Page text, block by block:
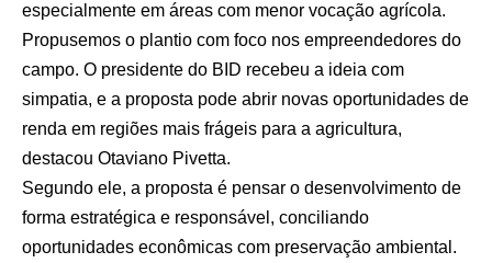
especialmente em áreas com menor vocação agrícola.
Propusemos o plantio com foco nos empreendedores do
campo. O presidente do BID recebeu a ideia com
simpatia, e a proposta pode abrir novas oportunidades de
renda em regiões mais frágeis para a agricultura,
destacou Otaviano Pivetta.
Segundo ele, a proposta é pensar o desenvolvimento de
forma estratégica e responsável, conciliando
oportunidades econômicas com preservação ambiental.